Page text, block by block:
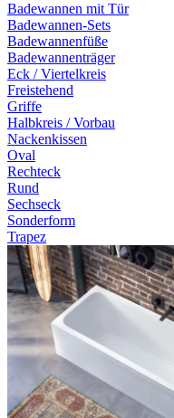
Badewannen mit Tür
Badewannen-Sets
Badewannenfüße
Badewannenträger
Eck / Viertelkreis
Freistehend
Griffe
Halbkreis / Vorbau
Nackenkissen
Oval
Rechteck
Rund
Sechseck
Sonderform
Trapez